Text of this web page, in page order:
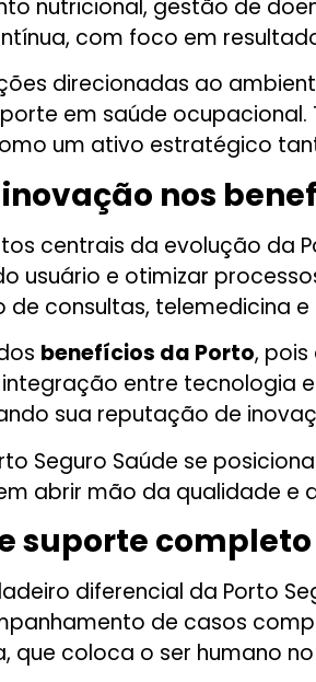
nutricional, gestão de
com foco em
direcionadas ao
em saúde
um ativo estratégico
nos
centrais da evolução da
usuário e otimizar
consultas, telemedicina
benefícios da Porto,
entre
sua reputação de
Seguro Saúde se
abrir mão da qualidade e
suporte
diferencial da Porto
de casos
que coloca o ser humano